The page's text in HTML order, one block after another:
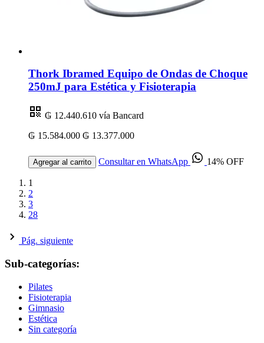
Thork Ibramed Equipo de Ondas de Choque
250mJ para Estética y Fisioterapia
₲ 12.440.610 vía Bancard
₲ 15.584.000 ₲ 13.377.000
Agregar al carrito Consultar en WhatsApp 14% OFF
1
2
3
28
Pág. siguiente
Sub-categorías:
Pilates
Fisioterapia
Gimnasio
Estética
Sin categoría